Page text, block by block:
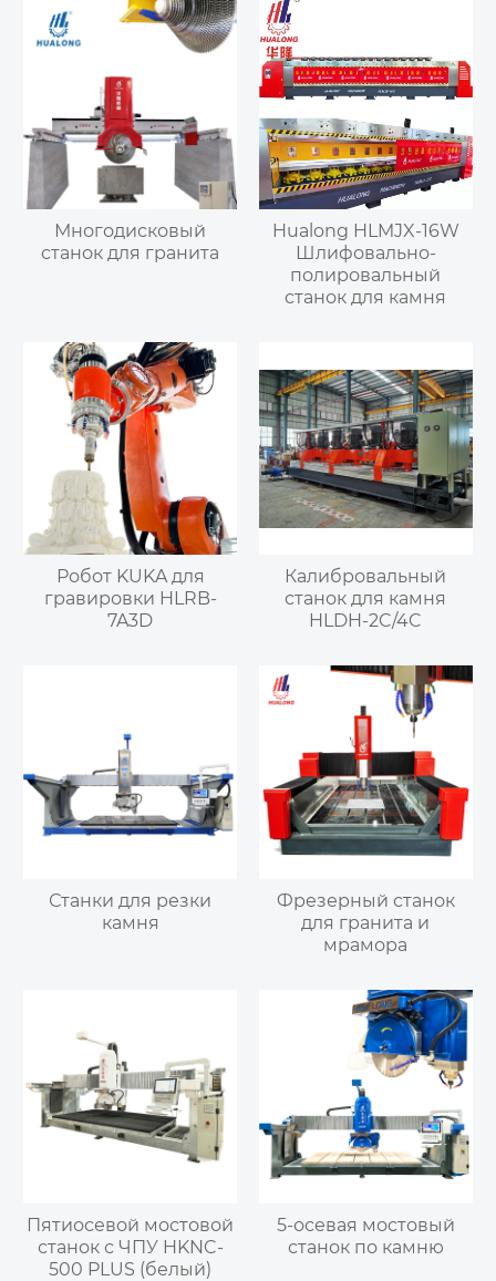
Многодисковый
станок для гранита
Hualong HLMJX-16W
Шлифовально-
полировальный
станок для камня
Робот KUKA для
гравировки HLRB-
7A3D
Калибровальный
станок для камня
HLDH-2C/4C
Станки для резки
камня
Фрезерный станок
для гранита и
мрамора
Пятиосевой мостовой
станок с ЧПУ HKNC-
500 PLUS (белый)
5-осевая мостовый
станок по камню